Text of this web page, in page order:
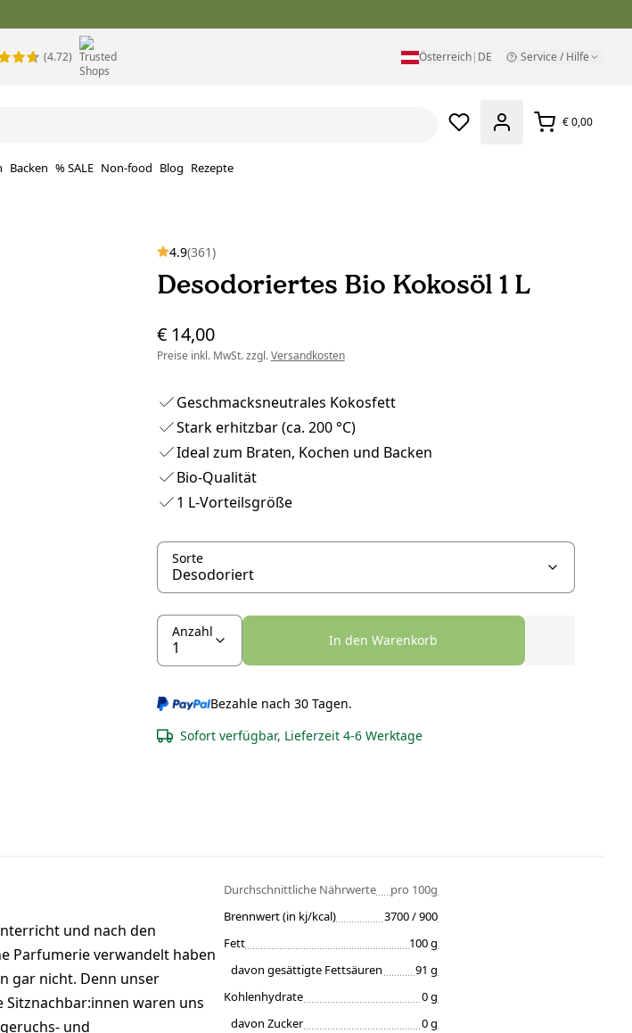
(4.72) Österreich| DE Service / Hilfe
€ 0,00
Backen % SALE Non-food Blog Rezepte
4.9(361)
Desodoriertes Bio Kokosöl 1 L
€ 14,00
Preise inkl. MwSt. zzgl.Versandkosten
Geschmacksneutrales Kokosfett
Stark erhitzbar (ca. 200 °C)
Ideal zum Braten, Kochen und Backen
Bio-Qualität
1 L-Vorteilsgröße
Sorte
Anzahl
In den Warenkorb
Bezahle nach 30 Tagen.
Sofort verfügbar, Lieferzeit 4-6 Werktage
und nach den
Parfumerie verwandelt haben
gar nicht. Denn unser
waren uns
und
Durchschnittliche Nährwerte
pro 100g
Brennwert (in kj/kcal)
3700 / 900
Fett
100 g
davon gesättigte Fettsäuren
91 g
Kohlenhydrate
0 g
davon Zucker
0 g